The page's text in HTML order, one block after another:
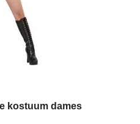
kostuum dames